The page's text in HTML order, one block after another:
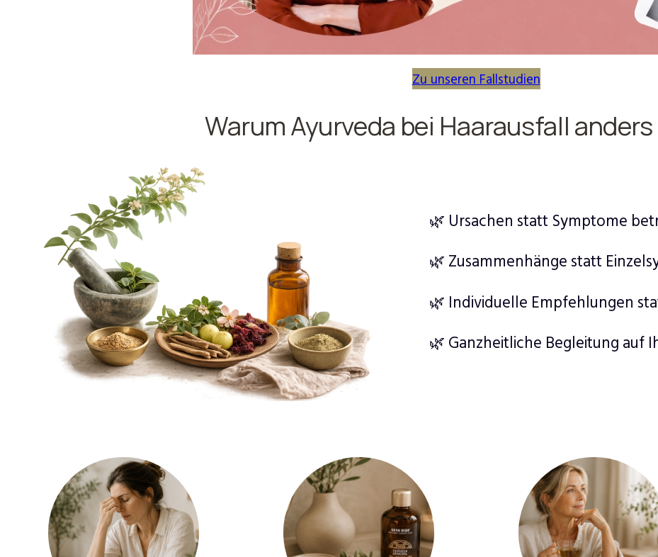
Zu unseren Fallstudien
Warum Ayurveda bei Haarausfall
🌿 Ursachen statt Symptome
🌿 Zusammenhänge statt
🌿 Individuelle Empfehlungen
🌿 Ganzheitliche Begleitung auf